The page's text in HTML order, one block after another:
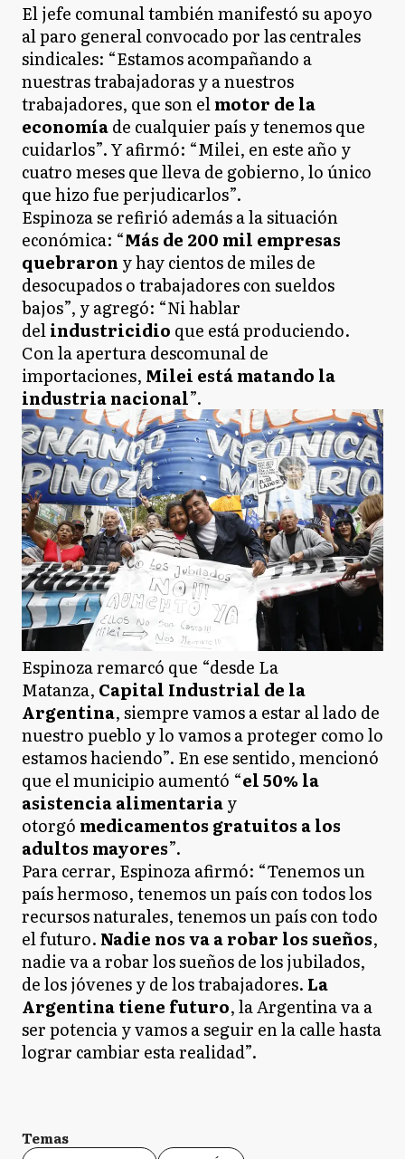
El jefe comunal también manifestó su apoyo
al paro general convocado por las centrales
sindicales: “Estamos acompañando a
nuestras trabajadoras y a nuestros
trabajadores, que son elmotor de la
economíade cualquier país y tenemos que
cuidarlos”. Y afirmó: “Milei, en este año y
cuatro meses que lleva de gobierno, lo único
que hizo fue perjudicarlos”.
Espinoza se refirió además a la situación
económica: “Más de 200 mil empresas
quebraron y hay cientos de miles de
desocupados o trabajadores con sueldos
bajos”, y agregó: “Ni hablar
delindustricidio que está produciendo.
Con la apertura descomunal de
importaciones, Milei está matando la
industria nacional”.
Espinoza remarcó que “desde La
Matanza, Capital Industrial de la
Argentina, siempre vamos a estar al lado de
nuestro pueblo y lo vamos a proteger como lo
estamos haciendo”. En ese sentido, mencionó
que el municipio aumentó “el 50% la
asistencia alimentariay
otorgó medicamentos gratuitos a los
adultos mayores”.
Para cerrar, Espinoza afirmó: “Tenemos un
país hermoso, tenemos un país con todos los
recursos naturales, tenemos un país con todo
el futuro. Nadie nos va a robar los sueños,
nadie va a robar los sueños de los jubilados,
de los jóvenes y de los trabajadores. La
Argentina tiene futuro, la Argentina va a
ser potencia y vamos a seguir en la calle hasta
lograr cambiar esta realidad”.
Temas